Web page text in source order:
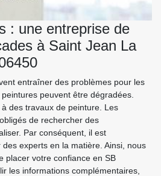
: une entreprise de
à Saint Jean La
entraîner des problèmes pour les
peuvent être dégradées.
des travaux de peinture. Les
de rechercher des
Par conséquent, il est
experts en la matière. Ainsi, nous
placer votre confiance en SB
les informations complémentaires,